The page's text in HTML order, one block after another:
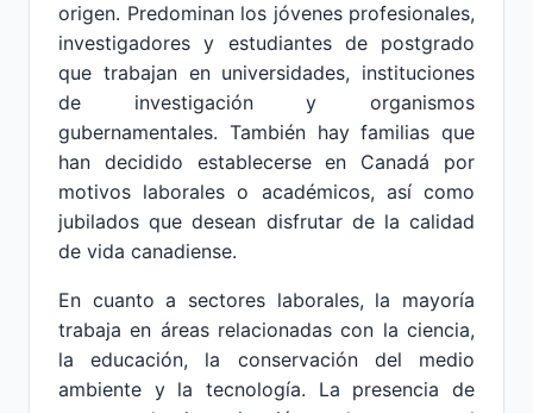
origen. Predominan los jóvenes profesionales,
investigadores y estudiantes de postgrado
que trabajan en universidades, instituciones
de investigación y organismos
gubernamentales. También hay familias que
han decidido establecerse en Canadá por
motivos laborales o académicos, así como
jubilados que desean disfrutar de la calidad
de vida canadiense.
En cuanto a sectores laborales, la mayoría
trabaja en áreas relacionadas con la ciencia,
la educación, la conservación del medio
ambiente y la tecnología. La presencia de